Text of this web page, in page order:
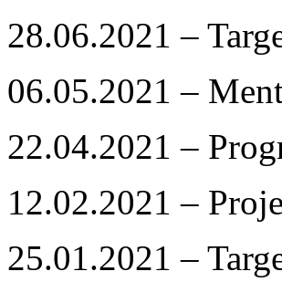
28.06.2021 –
06.05.2021 –
22.04.2021 –
12.02.2021 –
25.01.2021 –